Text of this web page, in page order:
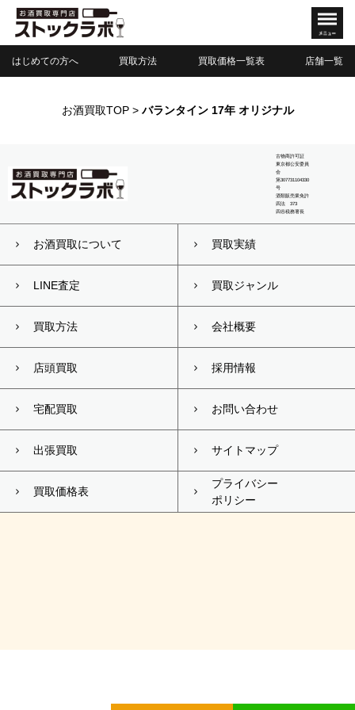
はじめての方へ 買取方法 買取価格一覧表 店舗一覧
お酒買取TOP> バランタイン 17年 オリジナル
古物商許可証
東京都公安委員
会
第307731104330
号
酒類販売業免許
四法 373
四谷税務署長
お酒買取について
LINE査定
買取方法
店頭買取
宅配買取
出張買取
買取価格表
買取実績
買取ジャンル
会社概要
採用情報
お問い合わせ
サイトマップ
プライバシー
ポリシー